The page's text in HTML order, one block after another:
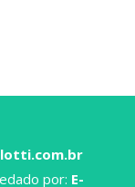
por: E-